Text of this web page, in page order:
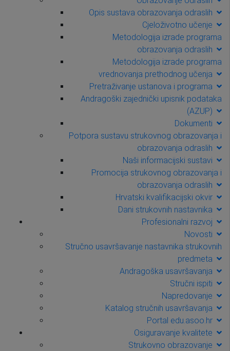
Opis sustava obrazovanja odraslih
Cjeloživotno učenje
Metodologija izrade programa
obrazovanja odraslih
Metodologija izrade programa
vrednovanja prethodnog učenja
Pretraživanje ustanova i programa
Andragoški zajednički upisnik podataka
(AZUP)
Dokumenti
Potpora sustavu strukovnog obrazovanja i
obrazovanja odraslih
Naši informacijski sustavi
Promocija strukovnog obrazovanja i
obrazovanja odraslih
Hrvatski kvalifikacijski okvir
Dani strukovnih nastavnika
Profesionalni razvoj
Novosti
Stručno usavršavanje nastavnika strukovnih
predmeta
Andragoška usavršavanja
Stručni ispiti
Napredovanje
Katalog stručnih usavršavanja
Portal edu.asoo.hr
Osiguravanje kvalitete
Strukovno obrazovanje